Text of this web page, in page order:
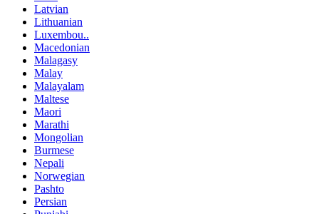
Latvian
Lithuanian
Luxembou..
Macedonian
Malagasy
Malay
Malayalam
Maltese
Maori
Marathi
Mongolian
Burmese
Nepali
Norwegian
Pashto
Persian